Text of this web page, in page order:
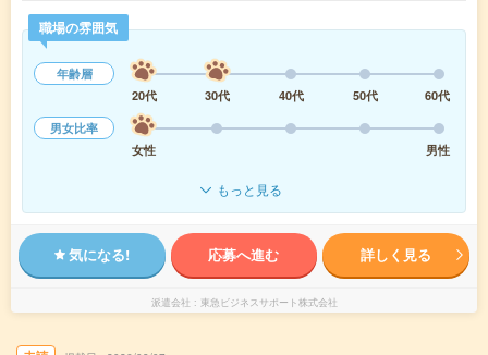
職場の雰囲気
年齢層
20代
30代 40代 50代
60代
男女比率
女性
男性
もっと見る
気になる! 応募へ進む 詳しく見る
派遣会社 東急ビジネスサポート株式会社